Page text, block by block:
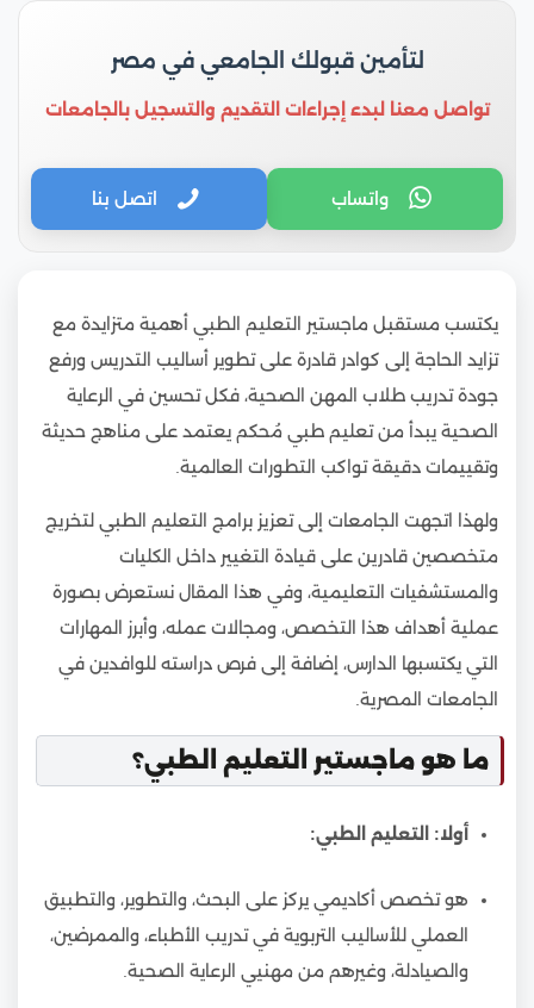
لتأمين قبولك الجامعي في مصر
تواصل معنا لبدء إجراءات التقديم والتسجيل بالجامعات
واتساب اتصل بنا
يكتسب مستقبل ماجستير التعليم الطبي أهمية متزايدة مع
تزايد الحاجة إلى كوادر قادرة على تطوير أساليب التدريس ورفع
جودة تدريب طلاب المهن الصحية، فكل تحسين في الرعاية
الصحية يبدأ من تعليم طبي مُحكم يعتمد على مناهج حديثة
وتقييمات دقيقة تواكب التطورات العالمية.
ولهذا اتجهت الجامعات إلى تعزيز برامج التعليم الطبي لتخريج
متخصصين قادرين على قيادة التغيير داخل الكليات
والمستشفيات التعليمية، وفي هذا المقال نستعرض بصورة
عملية أهداف هذا التخصص، ومجالات عمله، وأبرز المهارات
التي يكتسبها الدارس، إضافة إلى فرص دراسته للوافدين في
الجامعات المصرية.
ما هو ماجستير التعليم الطبي؟
أولا: التعليم الطبي:
هو تخصص أكاديمي يركز على البحث، والتطوير، والتطبيق
العملي للأساليب التربوية في تدريب الأطباء، والممرضين،
والصيادلة، وغيرهم من مهنيي الرعاية الصحية.